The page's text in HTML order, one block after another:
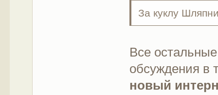
За куклу
Все
обсуждения в
новый